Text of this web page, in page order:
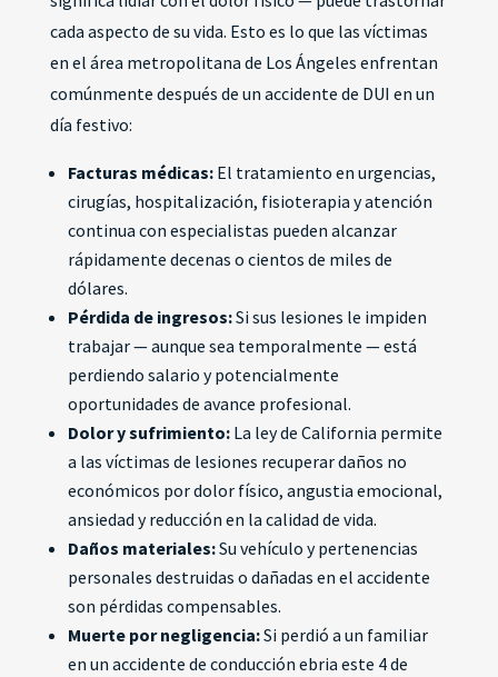
cada aspecto de su vida. Esto es lo que las víctimas
en el área metropolitana de Los Ángeles enfrentan
comúnmente después de un accidente de DUI en un
día festivo:
Facturas médicas:El tratamiento en urgencias,
cirugías, hospitalización, fisioterapia y atención
continua con especialistas pueden alcanzar
rápidamente decenas o cientos de miles de
dólares.
Pérdida de ingresos:Si sus lesiones le impiden
trabajar — aunque sea temporalmente — está
perdiendo salario y potencialmente
oportunidades de avance profesional.
Dolor y sufrimiento:La ley de California permite
a las víctimas de lesiones recuperar daños no
económicos por dolor físico, angustia emocional,
ansiedad y reducción en la calidad de vida.
Daños materiales:Su vehículo y pertenencias
personales destruidas o dañadas en el accidente
son pérdidas compensables.
Muerte por negligencia:Si perdió a un familiar
en un accidente de conducción ebria este 4 de